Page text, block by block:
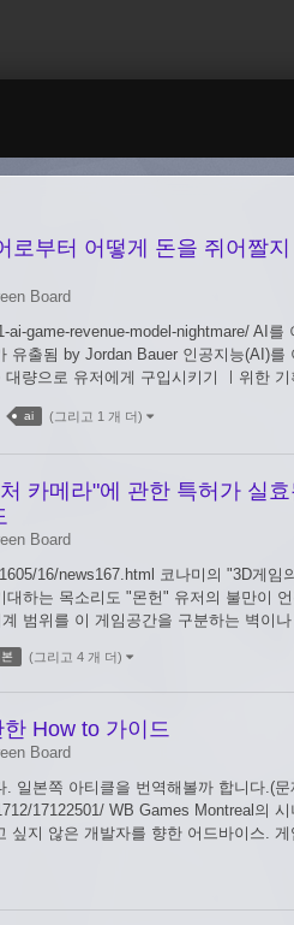
로부터 어떻게 돈을 쥐어짤
Board
ai-game-revenue-model-nightmare/ AI
유출됨 by Jordan Bauer 인공지능(AI)
량으로 유저에게 구입시키기 ㅣ위한
ai (그리고 1 개 더)
카메라"에 관한 특허가 실
Board
16/news167.html 코나미의 "3D게임
하는 목소리도 "몬헌" 유저의 불만이
범위를 이 게임공간을 구분하는 벽이
본 (그리고 4 개 더)
How to 가이드
Board
일본쪽 아티클을 번역해볼까 합니다.(
17122501/ WB Games Montreal의
싶지 않은 개발자를 향한 어드바이스.